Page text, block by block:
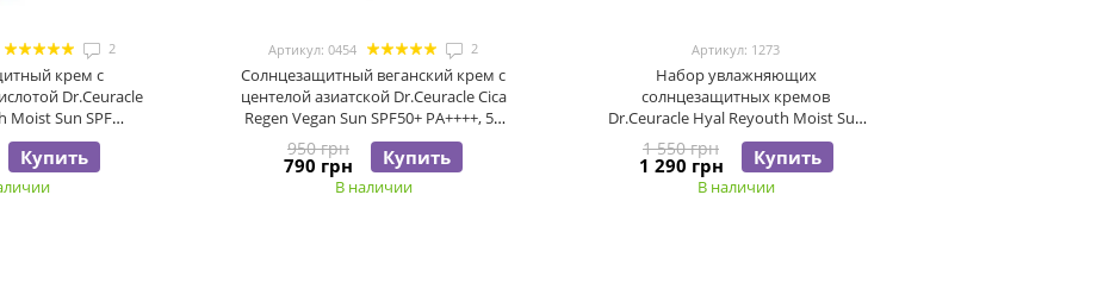
2
крем с
Dr.Ceuracle
Moist Sun SPF
50 мл
Купить
Артикул: 0454 2
Солнцезащитный веганский крем с
центелой азиатской Dr.Ceuracle Cica
Regen Vegan Sun SPF50+ PA++++, 50
мл
950 грн
790 грн Купить
В наличии
Артикул: 1273
Набор увлажняющих
солнцезащитных кремов
Dr.Ceuracle Hyal Reyouth Moist Sun
Duo Set, 2 в 1
1 550 грн
1 290 грн Купить
В наличии